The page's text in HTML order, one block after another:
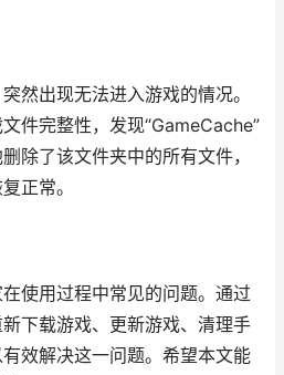
然出现无法进入游戏的情况。
件完整性，发现“GameCache”
除了该文件夹中的所有文件，
正常。
使用过程中常见的问题。通过
下载游戏、更新游戏、清理手
效解决这一问题。希望本文能